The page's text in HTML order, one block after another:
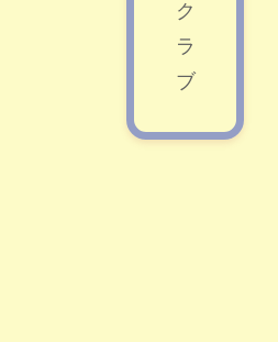
ク
ラ
ブ